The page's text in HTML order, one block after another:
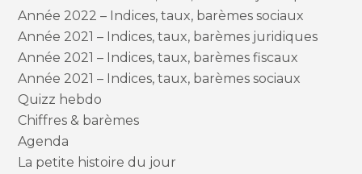
Année 2022 – Indices, taux, barèmes sociaux
Année 2021 – Indices, taux, barèmes juridiques
Année 2021 – Indices, taux, barèmes fiscaux
Année 2021 – Indices, taux, barèmes sociaux
Quizz hebdo
Chiffres & barèmes
Agenda
La petite histoire du jour